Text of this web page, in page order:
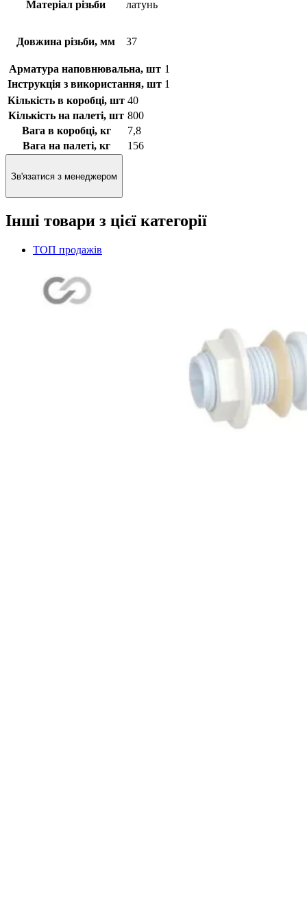
Матеріал різьби латунь
Довжина різьби, мм 37
Арматура наповнювальна, шт 1
Інструкція з використання, шт 1
Кількість в коробці, шт 40
Кількість на палеті, шт 800
Вага в коробці, кг
7,8
Вага на палеті, кг
156
Зв'язатися з менеджером
Інші товари з цієї категорії
ТОП продажів